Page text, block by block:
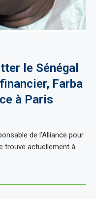
le Sénégal
Farba
à Paris
de l’Alliance pour
trouve actuellement à